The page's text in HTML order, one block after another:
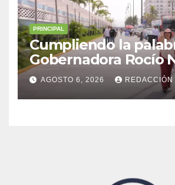
PRINCIPAL
Cumpliendo la
Gobernadora Rocío
impulsa la gran
del Centro Histórico
Veracruz
AGOSTO 6, 2026 REDACCIÓN